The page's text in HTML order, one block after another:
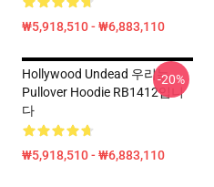
₩5,918,510 - ₩6,883,110
Hollywood Undead 우리는
Pullover Hoodie RB1412입니
다
₩5,918,510 - ₩6,883,110
-20%